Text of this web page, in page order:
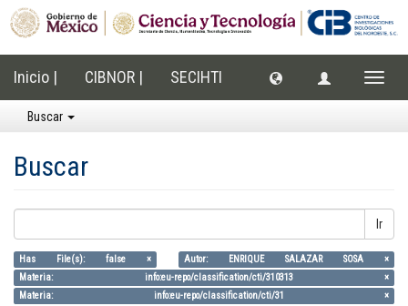
Inicio | CIBNOR | SECIHTI
Buscar
Buscar
Ir
Has File(s): false ×
Autor: ENRIQUE SALAZAR SOSA ×
Materia: info:eu-repo/classification/cti/310313 ×
Materia: info:eu-repo/classification/cti/31 ×